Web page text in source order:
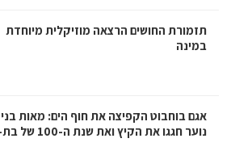
תזמורת החושים הרצאה מוזיקלית מיוחדת
במינה
אגם בוחבוט הקפיצה את חוף הים: מאות בני
נוער חגגו את הקיץ ואת שנת ה-100 של בת-ים